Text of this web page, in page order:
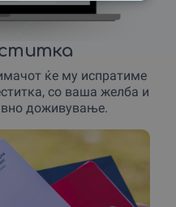
ќе му испратиме
со ваша желба и
доживување.